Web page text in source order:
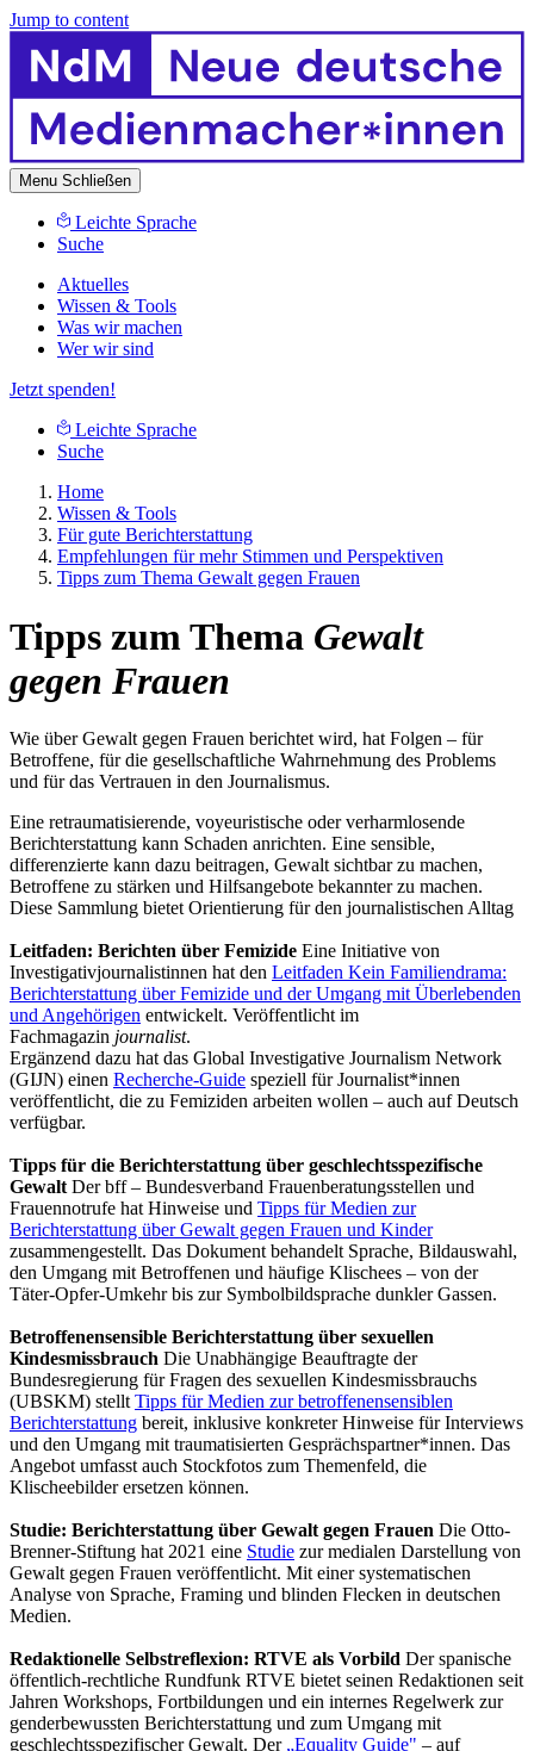
Jump to content
Menu Schließen
Leichte Sprache
Suche
Aktuelles
Wissen & Tools
Was wir machen
Wer wir sind
Jetzt spenden!
Leichte Sprache
Suche
Home
Wissen & Tools
Für gute Berichterstattung
Empfehlungen für mehr Stimmen und Perspektiven
Tipps zum Thema Gewalt gegen Frauen
Tipps zum Thema Gewalt
gegen Frauen
Wie über Gewalt gegen Frauen berichtet wird, hat Folgen – für
Betroffene, für die gesellschaftliche Wahrnehmung des Problems
und für das Vertrauen in den Journalismus.
Eine retraumatisierende, voyeuristische oder verharmlosende
Berichterstattung kann Schaden anrichten. Eine sensible,
differenzierte kann dazu beitragen, Gewalt sichtbar zu machen,
Betroffene zu stärken und Hilfsangebote bekannter zu machen.
Diese Sammlung bietet Orientierung für den journalistischen Alltag
Leitfaden: Berichten über Femizide Eine Initiative von
Investigativjournalistinnen hat den Leitfaden Kein Familiendrama:
Berichterstattung über Femizide und der Umgang mit Überlebenden
und Angehörigen entwickelt. Veröffentlicht im
Fachmagazin journalist.
Ergänzend dazu hat das Global Investigative Journalism Network
(GIJN) einen Recherche-Guide speziell für Journalist*innen
veröffentlicht, die zu Femiziden arbeiten wollen – auch auf Deutsch
verfügbar.
Tipps für die Berichterstattung über geschlechtsspezifische
Gewalt Der bff – Bundesverband Frauenberatungsstellen und
Frauennotrufe hat Hinweise und Tipps für Medien zur
Berichterstattung über Gewalt gegen Frauen und Kinder
zusammengestellt. Das Dokument behandelt Sprache, Bildauswahl,
den Umgang mit Betroffenen und häufige Klischees – von der
Täter-Opfer-Umkehr bis zur Symbolbildsprache dunkler Gassen.
Betroffenensensible Berichterstattung über sexuellen
Kindesmissbrauch Die Unabhängige Beauftragte der
Bundesregierung für Fragen des sexuellen Kindesmissbrauchs
(UBSKM) stellt Tipps für Medien zur betroffenensensiblen
Berichterstattung bereit, inklusive konkreter Hinweise für Interviews
und den Umgang mit traumatisierten Gesprächspartner*innen. Das
Angebot umfasst auch Stockfotos zum Themenfeld, die
Klischeebilder ersetzen können.
Studie: Berichterstattung über Gewalt gegen Frauen Die Otto-
Brenner-Stiftung hat 2021 eine Studie zur medialen Darstellung von
Gewalt gegen Frauen veröffentlicht. Mit einer systematischen
Analyse von Sprache, Framing und blinden Flecken in deutschen
Medien.
Redaktionelle Selbstreflexion: RTVE als Vorbild Der spanische
öffentlich-rechtliche Rundfunk RTVE bietet seinen Redaktionen seit
Jahren Workshops, Fortbildungen und ein internes Regelwerk zur
genderbewussten Berichterstattung und zum Umgang mit
geschlechtsspezifischer Gewalt. Der „Equality Guide" – auf